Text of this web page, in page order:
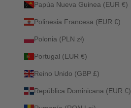
Papúa Nueva Guinea (EUR €)
Polinesia Francesa (EUR €)
Polonia (PLN zł)
Portugal (EUR €)
Reino Unido (GBP £)
República Dominicana (EUR €)